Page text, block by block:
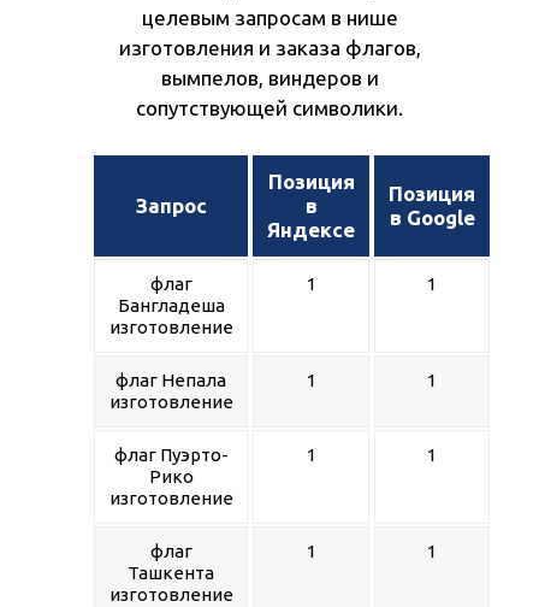
целевым запросам в нише
изготовления и заказа флагов,
вымпелов, виндеров и
сопутствующей символики.
Запрос
Позиция
в
Яндексе
Позиция
в Google
флаг
Бангладеша
изготовление
1 1
флаг Непала
изготовление
1 1
флаг Пуэрто-
Рико
изготовление
1 1
флаг
Ташкента
изготовление
1 1